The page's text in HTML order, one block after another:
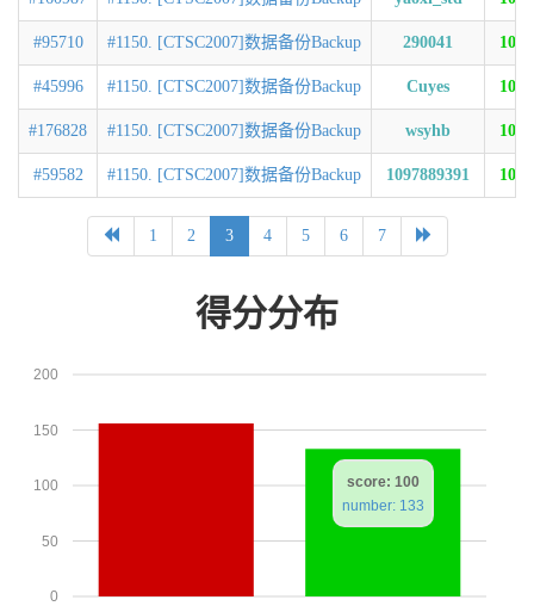
#95710 #1150. [CTSC2007]数据备份Backup 290041 100
#45996 #1150. [CTSC2007]数据备份Backup Cuyes 100
#176828 #1150. [CTSC2007]数据备份Backup wsyhb 100
#59582 #1150. [CTSC2007]数据备份Backup 1097889391 100
1 2 3 4 5 6 7
得分分布
0
50
100
150
200
score: 100
number: 133